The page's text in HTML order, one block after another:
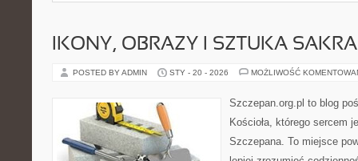
IKONY, OBRAZY I SZTUKA
POSTED BY ADMIN STY - 20 - 2026 MOŻLIWOŚĆ
Szczepan.org.pl to blog
Kościoła, którego sercem
Szczepana. To miejsce